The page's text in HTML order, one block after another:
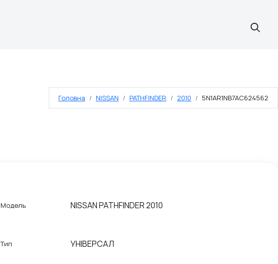
Головна NISSAN PATHFINDER 2010 5N1AR1NB7AC624562
Модель NISSAN PATHFINDER 2010
Тип УНІВЕРСАЛ